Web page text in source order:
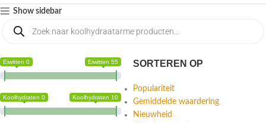
Show sidebar
Eiwitten 0 Eiwitten 55
Koolhydraten 0 Koolhydraten 10
SORTEREN OP
Populariteit
Gemiddelde waardering
Nieuwheid